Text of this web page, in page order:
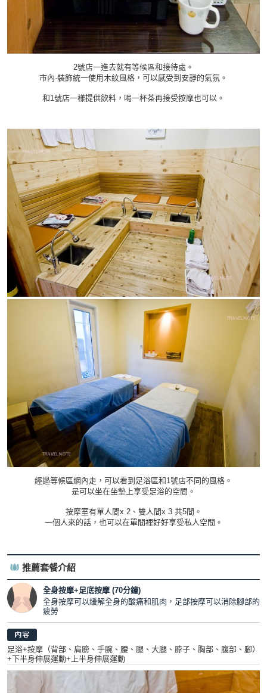
2號店一進去就有等候區和接待處。
市內·裝飾統一使用木紋風格，可以感受到安靜的氣氛。
和1號店一樣提供飲料，喝一杯茶再接受按摩也可以。
經過等候區網內走，可以看到足浴區和1號店不同的風格。
是可以坐在坐墊上享受足浴的空間。
按摩室有單人間x 2、雙人間x 3 共5間。
一個人來的話，也可以在單間裡好好享受私人空間。
推薦套餐介紹
全身按摩+足底按摩 (70分鐘)
全身按摩可以緩解全身的酸痛和肌肉，足部按摩可以消除腳部的
疲勞
足浴+按摩（背部、肩膀、手腕、腰、腿、大腿、脖子、胸部、腹部、腳）
+下半身伸展運動+上半身伸展運動